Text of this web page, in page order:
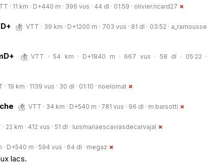
· 11 km · D+440 m · 396 vus · 44 dl · 01:59 · olivier.ricard27
VTT · 39 km · D+1200 m · 703 vus · 81 dl · 03:52 · a_ramousse
VTT · 54 km · D+1840 m · 667 vus · 58 dl · 05:22 ·
· 19 km · 1139 vus · 30 dl · 01:10 · noelomat
VTT · 34 km · D+540 m · 781 vus · 96 dl · m.barsotti
22 km · 412 vus · 51 dl · luismariaescaviasdecarvajal
D+540 m · 594 vus · 64 dl · megaz
lacs.